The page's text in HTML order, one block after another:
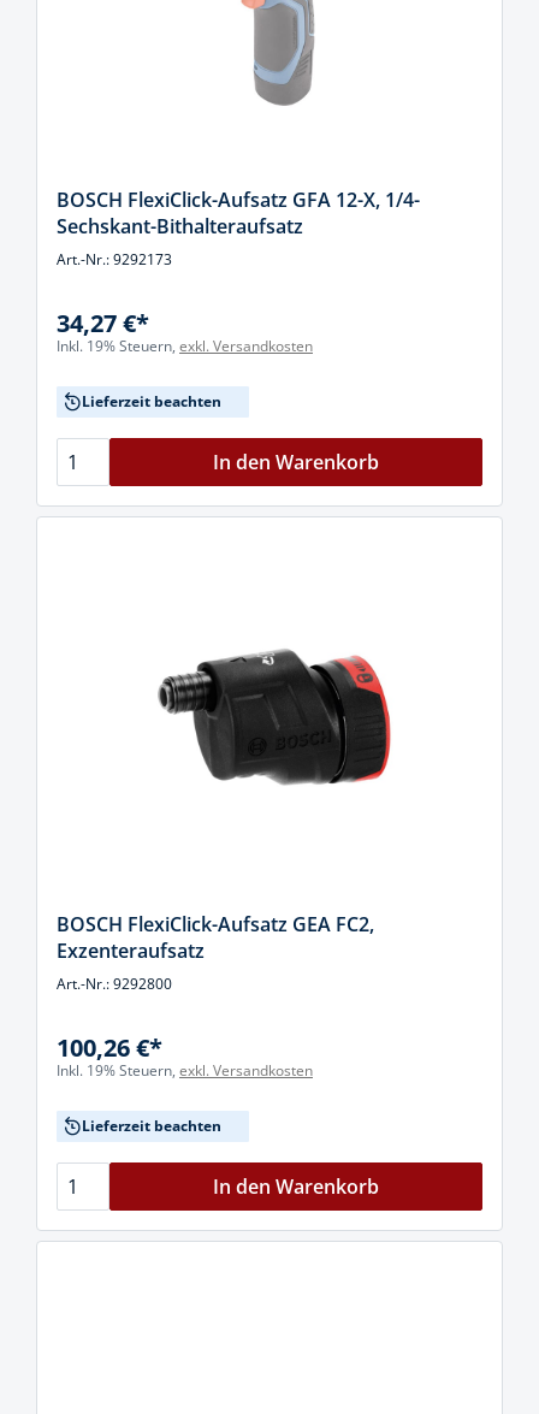
BOSCH FlexiClick-Aufsatz GFA 12-X, 1/4-
Sechskant-Bithalteraufsatz
Art.-Nr.: 9292173
34,27 €*
Inkl. 19% Steuern, exkl. Versandkosten
Lieferzeit beachten
In den Warenkorb
BOSCH FlexiClick-Aufsatz GEA FC2,
Exzenteraufsatz
Art.-Nr.: 9292800
100,26 €*
Inkl. 19% Steuern, exkl. Versandkosten
Lieferzeit beachten
In den Warenkorb